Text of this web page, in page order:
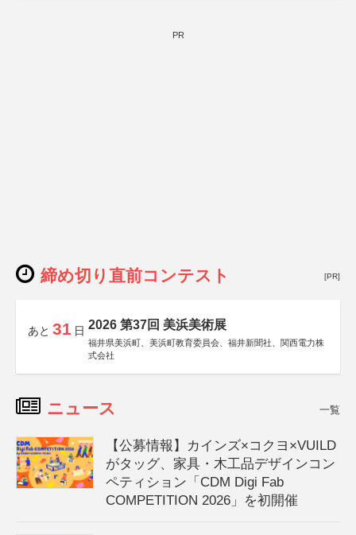
PR
締め切り直前コンテスト [PR]
あと 31 日 2026 第37回 美浜美術展
福井県美浜町、美浜町教育委員会、福井新聞社、関西電力株
式会社
ニュース 一覧
【公募情報】カインズ×コクヨ×VUILD
がタッグ、家具・木工品デザインコン
ペティション「CDM Digi Fab
COMPETITION 2026」を初開催